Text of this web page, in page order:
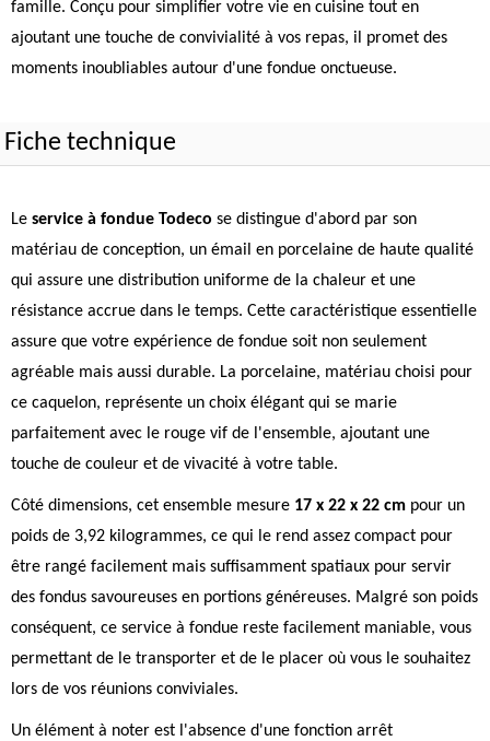
famille. Conçu pour simplifier votre vie en cuisine tout en
ajoutant une touche de convivialité à vos repas, il promet des
moments inoubliables autour d'une fondue onctueuse.
Fiche technique
Le service à fondue Todeco se distingue d'abord par son
matériau de conception, un émail en porcelaine de haute qualité
qui assure une distribution uniforme de la chaleur et une
résistance accrue dans le temps. Cette caractéristique essentielle
assure que votre expérience de fondue soit non seulement
agréable mais aussi durable. La porcelaine, matériau choisi pour
ce caquelon, représente un choix élégant qui se marie
parfaitement avec le rouge vif de l'ensemble, ajoutant une
touche de couleur et de vivacité à votre table.
Côté dimensions, cet ensemble mesure 17 x 22 x 22 cm pour un
poids de 3,92 kilogrammes, ce qui le rend assez compact pour
être rangé facilement mais suffisamment spatiaux pour servir
des fondus savoureuses en portions généreuses. Malgré son poids
conséquent, ce service à fondue reste facilement maniable, vous
permettant de le transporter et de le placer où vous le souhaitez
lors de vos réunions conviviales.
Un élément à noter est l'absence d'une fonction arrêt